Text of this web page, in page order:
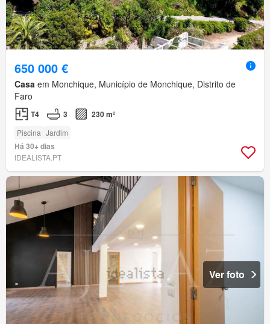
650 000 €
Casa em Monchique, Município de Monchique, Distrito de
Faro
T4 3 230 m²
Piscina Jardim
Há 30+ dias
IDEALISTA.PT
Ver foto